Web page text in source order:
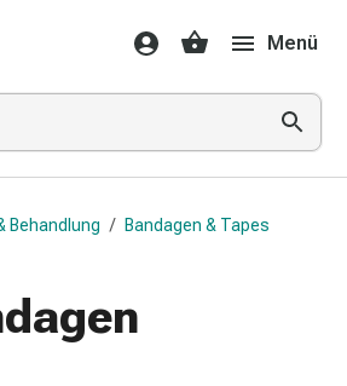
Menü
Behandlung / Bandagen & Tapes